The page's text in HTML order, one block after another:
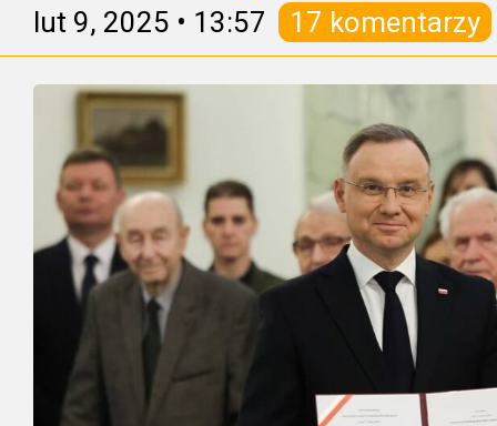
lut 9, 2025 • 13:57 17 komentarzy